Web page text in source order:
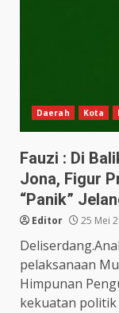
Daerah Kota
Fauzi : Di
Jona, Figur
“Panik”
Editor 25 Mei
pelaksanaan
Himpunan
kekuatan politik